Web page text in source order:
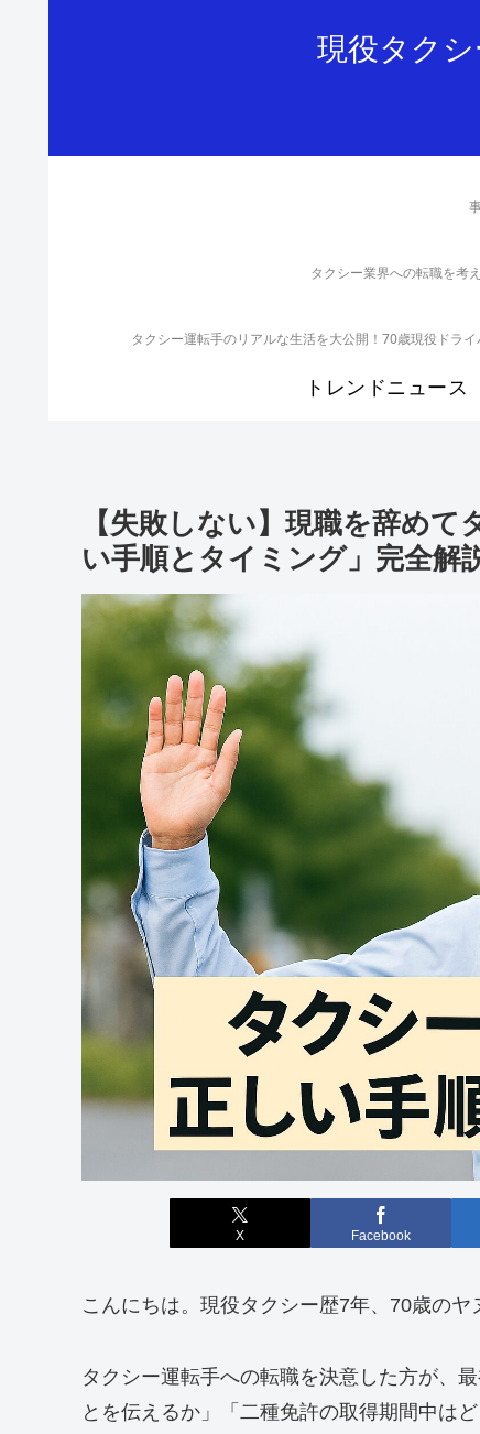
現役タク
タクシー業界への転職を考
タクシー運転手のリアルな生活を大公開！70歳現役ドラ
トレンドニュース
【失敗しない】現職を辞め
い手順とタイミング」完全解
X Facebook
こんにちは。現役タクシー歴7年、70歳のヤ
タクシー運転手への転職を決意した方が、
とを伝えるか」「二種免許の取得期間中は